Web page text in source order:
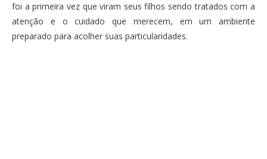
foi a primeira vez que viram seus filhos sendo tratados com a
atenção e o cuidado que merecem, em um ambiente
preparado para acolher suas particularidades.